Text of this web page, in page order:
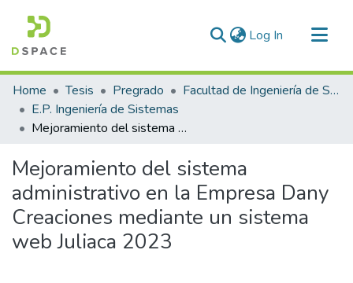
Log In (current)
Communities & Collections
All of DSpace
Statistics
Home Tesis Pregrado
Facultad de Ingeniería de Sistemas
E.P. Ingeniería de Sistemas
Mejoramiento del sistema administrativo en la Empresa Dany Creaciones mediante un sistema web Juliaca 2023
Mejoramiento del sistema
administrativo en la Empresa Dany
Creaciones mediante un sistema
web Juliaca 2023